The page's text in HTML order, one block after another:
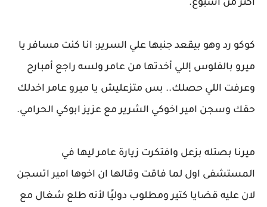
اكتر من اسبوع.
كوكو رد وهو بيقعد جنبها علي السرير: انا كنت مسافر يا
ميرو بالفلوس إللي أخدتها من عامر ولسه راجع أمبارح
وعرفت اللي حصلك.. بس متزعليش يا ميرو عامر اخدلك
حقك وسجن امير اخوكي الشرير مع عزيز ابوكي الحرامي.
ميرنا بصتله بزعل وافتكرت زيارة عامر ليها في
المستشفى اول لما فاقت وقالها ان اخوها امير اتسجن
لان عليه قضايا كتير ومطلوب دوليًا لأنه طلع شغال مع